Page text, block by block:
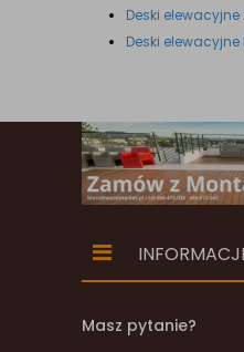
Deski
Deski
Masz pytanie?